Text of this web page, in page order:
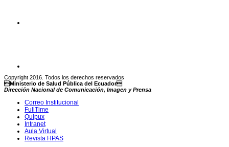
Copyright 2016. Todos los derechos reservados
Ministerio de Salud Pública del Ecuador
Dirección Nacional de Comunicación, Imagen y Prensa
Correo Institucional
FullTime
Quipux
Intranet
Aula Virtual
Revista HPAS